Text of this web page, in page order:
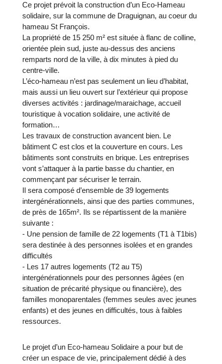
Ce projet prévoit la construction d’un Eco-Hameau
solidaire, sur la commune de Draguignan, au coeur du
hameau St François.
La propriété de 15 250 m² est située à flanc de colline,
orientée plein sud, juste au-dessus des anciens
remparts nord de la ville, à dix minutes à pied du
centre-ville.
L’éco-hameau n’est pas seulement un lieu d’habitat,
mais aussi un lieu ouvert sur l’extérieur qui propose
diverses activités : jardinage/maraichage, accueil
touristique à vocation solidaire, une activité de
formation…
Les travaux de construction avancent bien. Le
bâtiment C est clos et la couverture en cours. Les
bâtiments sont construits en brique. Les entreprises
vont s’attaquer à la partie basse du chantier, en
commençant par sécuriser le terrain.
Il sera composé d’ensemble de 39 logements
intergénérationnels, ainsi que des parties communes,
de près de 165m². Ils se répartissent de la manière
suivante :
- Une pension de famille de 22 logements (T1 à T1bis)
sera destinée à des personnes isolées et en grandes
difficultés
- Les 17 autres logements (T2 au T5)
intergénérationnels pour des personnes âgées (en
situation de précarité physique ou financière), des
familles monoparentales (femmes seules avec jeunes
enfants) et des jeunes en difficultés, tous à faibles
ressources.
Le projet d’un Eco-hameau Solidaire a pour but de
créer un espace de vie, principalement dédié à des